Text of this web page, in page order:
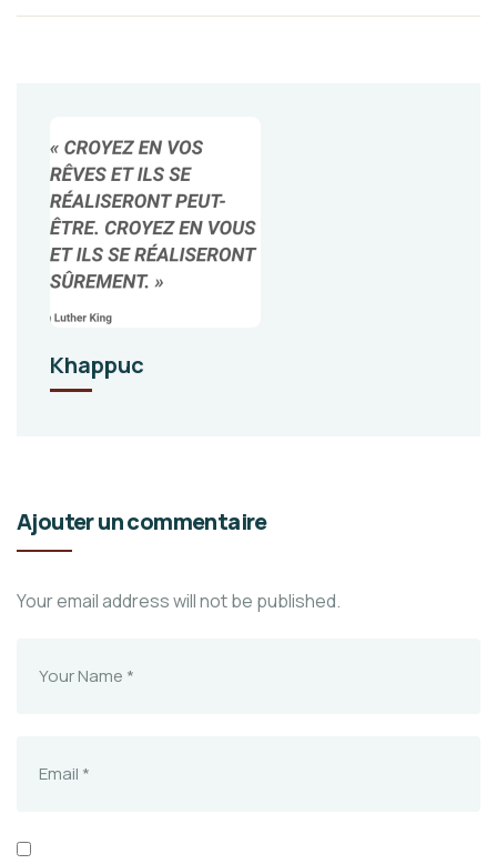
Khappuc
Ajouter un commentaire
Your email address will not be published.